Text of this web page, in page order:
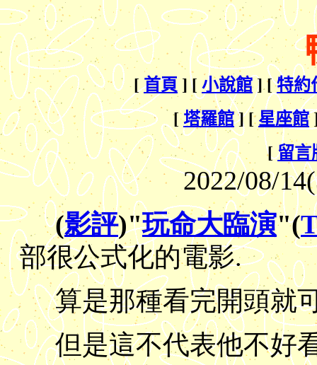
[首頁 ] [ 小說館] [特約
[塔羅館] [星座館
[留言
2022/08/14
(影評)"玩命大臨演"(
部很公式化的電影.
算是那種看完開頭就
但是這不代表他不好